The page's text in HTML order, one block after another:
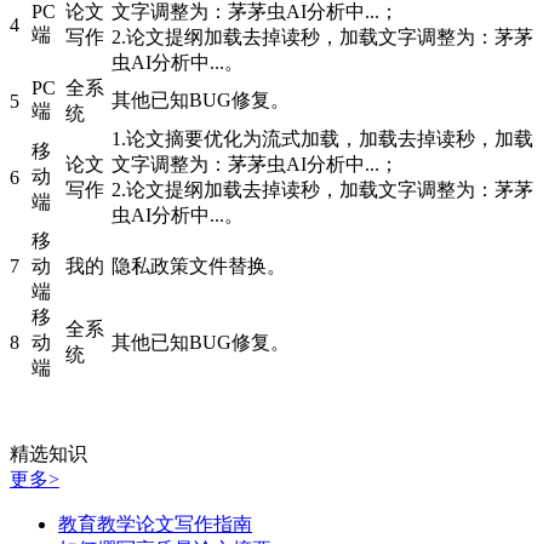
4
PC
端
论文
写作
文字调整为：茅茅虫AI分析中...；
2.论文提纲加载去掉读秒，加载文字调整为：茅茅
虫AI分析中...。
5
PC
端
全系
统
其他已知BUG修复。
6
移
动
端
论文
写作
1.论文摘要优化为流式加载，加载去掉读秒，加载
文字调整为：茅茅虫AI分析中...；
2.论文提纲加载去掉读秒，加载文字调整为：茅茅
虫AI分析中...。
7
移
动
端
我的 隐私政策文件替换。
8
移
动
端
全系
统
其他已知BUG修复。
精选知识
更多>
教育教学论文写作指南